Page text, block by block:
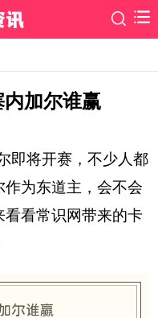
加尔谁赢
即将开赛，不少人都
为东道主，会不会
看常识网带来的卡